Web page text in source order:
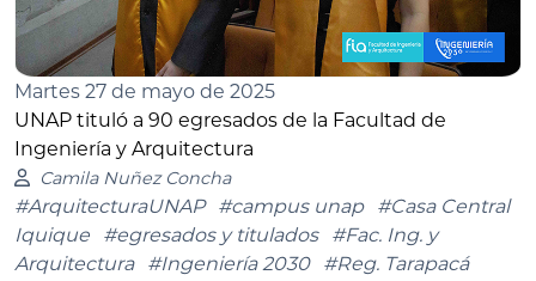
Martes 27 de mayo de 2025
UNAP tituló a 90 egresados de la Facultad de
Ingeniería y Arquitectura
Camila Nuñez Concha
#ArquitecturaUNAP #campus unap
#Casa Central
Iquique
#egresados y titulados
#Fac. Ing. y
Arquitectura
#Ingeniería 2030
#Reg. Tarapacá